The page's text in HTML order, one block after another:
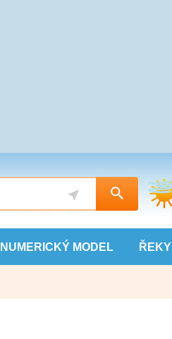
NUMERICKÝ MODEL ŘEKY